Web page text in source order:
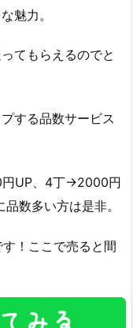
魅力。
てもらえるのでと
する品数サービス
UP、4丁→2000円
数多い方は是非。
！ここで売ると間